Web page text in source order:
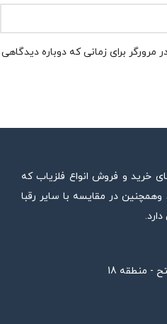
مرورگر برای زمانی که دوباره دیدگاهی
خرید و فروش انواع فلزیاب که
در مقایسه با سایر رقبا
- منطقه 18